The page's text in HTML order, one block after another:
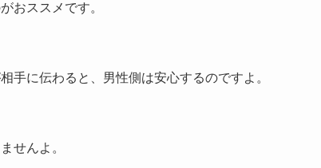
おススメです。
手に伝わると、男性側は安心するのですよ。
せんよ。